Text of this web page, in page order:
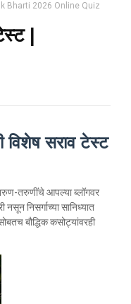
Bharti 2026 Online Quiz
|
विशेष सराव टेस्ट
तरुण-तरुणींचे आपल्या ब्लॉगवर
निसर्गाच्या सानिध्यात
बौद्धिक कसोट्यांवरही